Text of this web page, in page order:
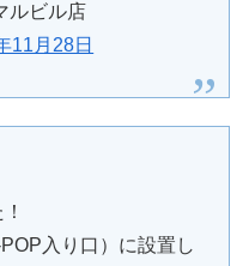
ルビル店
11月28日
入り口）に設置し